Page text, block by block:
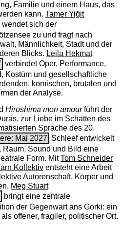
Familie und einem Haus, das
kann. Tamer Yiğit
wendet sich der
zu und fragt nach
Männlichkeit, Stadt und der
Blicks. Leila Hekmat
verbindet Oper, Performance,
Kostüm und gesellschaftliche
komischen, brutalen und
der Analyse.
Hiroshima mon amourführt der
zur Liebe im Schatten des
Sprache des 20.
Mai 2027 Schleef entwickelt
Raum, Sound und Bild eine
Form. MitTom Schneider
Kollektiventsteht eine Arbeit
Autorenschaft, Körper und
Meg Stuart
bringt eine zentrale
der Gegenwart ans Gorki: ein
offener, fragiler, politischer Ort.